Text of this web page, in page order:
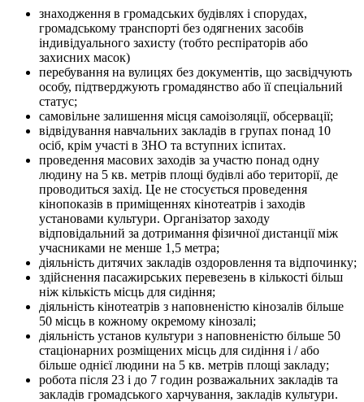
знаходження в громадських будівлях і спорудах,
громадському транспорті без одягнених засобів
індивідуального захисту (тобто респіраторів або
захисних масок)
перебування на вулицях без документів, що засвідчують
особу, підтверджують громадянство або її спеціальний
статус;
самовільне залишення місця самоізоляції, обсервації;
відвідування навчальних закладів в групах понад 10
осіб, крім участі в ЗНО та вступних іспитах.
проведення масових заходів за участю понад одну
людину на 5 кв. метрів площі будівлі або території, де
проводиться захід. Це не стосується проведення
кінопоказів в приміщеннях кінотеатрів і заходів
установами культури. Організатор заходу
відповідальний за дотримання фізичної дистанції між
учасниками не менше 1,5 метра;
діяльність дитячих закладів оздоровлення та відпочинку;
здійснення пасажирських перевезень в кількості більш
ніж кількість місць для сидіння;
діяльність кінотеатрів з наповненістю кінозалів більше
50 місць в кожному окремому кінозалі;
діяльність установ культури з наповненістю більше 50
стаціонарних розміщених місць для сидіння і / або
більше однієї людини на 5 кв. метрів площі закладу;
робота після 23 і до 7 годин розважальних закладів та
закладів громадського харчування, закладів культури.